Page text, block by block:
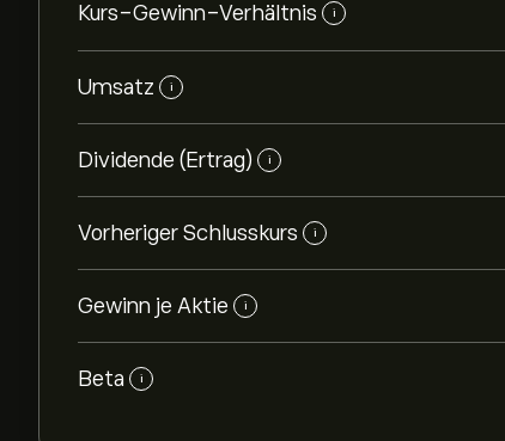
Kurs-Gewinn-Verhältnis i
Umsatz i
Dividende (Ertrag) i
Vorheriger Schlusskurs i
Gewinn je Aktie i
Beta i